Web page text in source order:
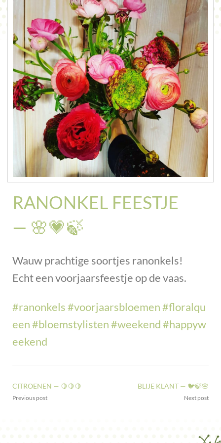
RANONKEL FEESTJE
— 🌸💗🍃
Wauw prachtige soortjes ranonkels!
Echt een voorjaarsfeestje op de vaas.
#ranonkels#voorjaarsbloemen#floralqu
een#bloemstylisten#weekend#happyw
eekend
CITROENEN — 🍋🍋🍋
Previous post
BLIJE KLANT — 🐦🍃🌸
Next post
CONTACT